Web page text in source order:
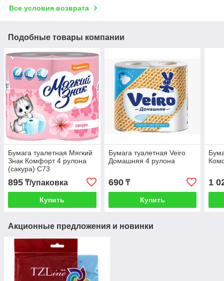
Все условия возврата
Подобные товары компании
Бумага туалетная Мягкий
Знак Комфорт 4 рулона
(сакура) С73
895 ₸/упаковка
Купить
Бумага туалетная Veiro
Домашняя 4 рулона
690₸
Купить
1
Акционные предложения и новинки